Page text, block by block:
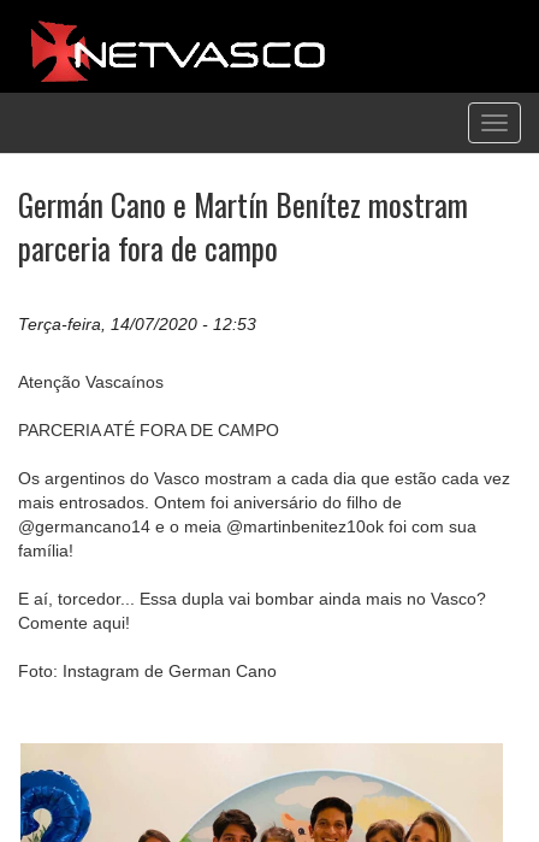
Germán Cano e Martín Benítez mostram
parceria fora de campo
Terça-feira, 14/07/2020 - 12:53
Atenção Vascaínos
PARCERIA ATÉ FORA DE CAMPO
Os argentinos do Vasco mostram a cada dia que estão cada vez
mais entrosados. Ontem foi aniversário do filho de
@germancano14 e o meia @martinbenitez10ok foi com sua
família!
E aí, torcedor... Essa dupla vai bombar ainda mais no Vasco?
Comente aqui!
Foto: Instagram de German Cano